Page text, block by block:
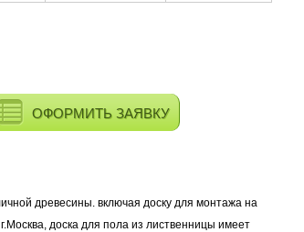
ОФОРМИТЬ ЗАЯВКУ
древесины. включая доску для монтажа на
доска для пола из лиственницы имеет